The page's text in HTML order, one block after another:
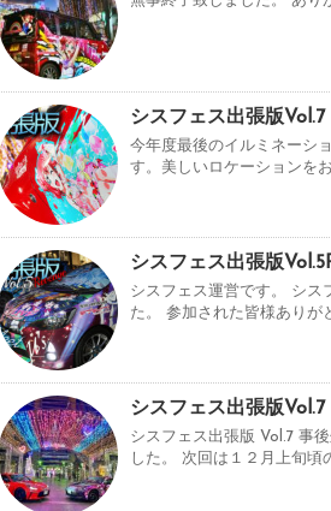
シスフェス出張版
今年度最後のイルミネーシ
す。美しいロケーションを
シスフェス出張版
シスフェス運営です。 シス
た。 参加された皆様ありが
シスフェス出張版
シスフェス出張版 Vol.7 事
した。 次回は１２月上旬頃